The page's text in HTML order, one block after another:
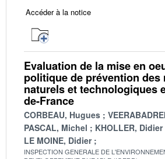
Accéder à la notice
Evaluation de la mise en
politique de prévention des
naturels et technologiques
de-France
CORBEAU, Hugues
PASCAL, Michel
KHOLLER, Didier
LE MOINE, Didier
INSPECTION GENERALE DE